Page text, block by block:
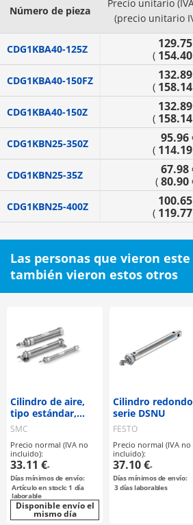
Número de pieza
Precio unitario
(precio unitario
CDG1KBA40-125Z (
CDG1KBA40-150FZ (
CDG1KBA40-150Z (
CDG1KBN25-350Z 95.96
(
CDG1KBN25-35Z 67.98
( 80.90
CDG1KBN25-400Z (
Las personas que vieron
también vieron estos otros
Cilindro de aire,
tipo estándar,
doble efecto,
vástago simple
serie C85
SMC
Precio normal (IVA no
incluido):
33.11 €-
Días mínimos de envío:
Artículo en stock: 1 día
laborable
Disponible envío el
mismo día
Cilindro
serie DSNU
FESTO
Precio normal (IVA no
incluido):
37.10 €-
Días mínimos de envío:
3días laborables